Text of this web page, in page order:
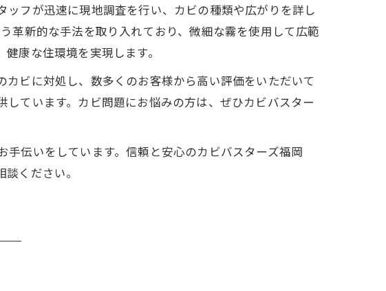
フが迅速に現地調査を行い、カビの種類や広がりを詳し
革新的な手法を取り入れており、微細な霧を使用して広範
康な住環境を実現します。
ビに対処し、数多くのお客様から高い評価をいただいて
ています。カビ問題にお悩みの方は、ぜひカビバスター
伝いをしています。信頼と安心のカビバスターズ福岡
ください。